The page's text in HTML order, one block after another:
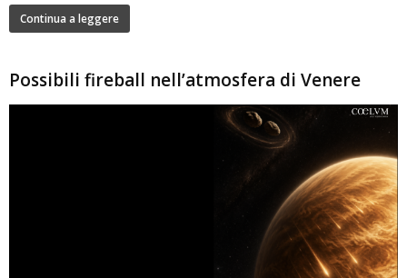
Continua a leggere
Possibili fireball nell’atmosfera di Venere